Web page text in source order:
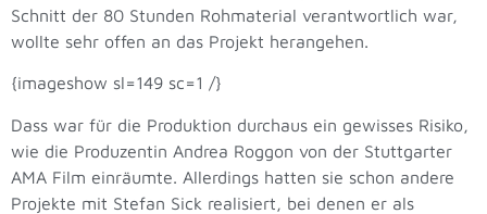
Schnitt der 80 Stunden Rohmaterial verantwortlich war,
wollte sehr offen an das Projekt herangehen.
{imageshow sl=149 sc=1 /}
Dass war für die Produktion durchaus ein gewisses Risiko,
wie die Produzentin Andrea Roggon von der Stuttgarter
AMA Film einräumte. Allerdings hatten sie schon andere
Projekte mit Stefan Sick realisiert, bei denen er als